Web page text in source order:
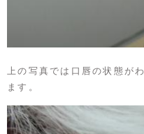
上の写真では口唇の状態が
ます。